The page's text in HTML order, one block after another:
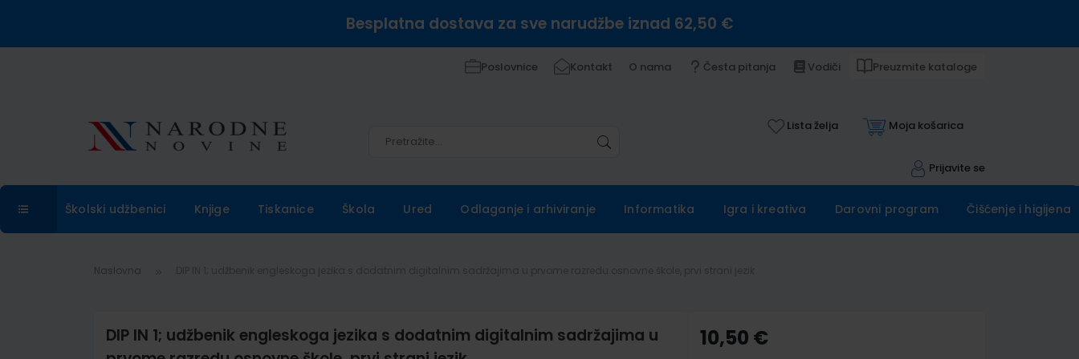
Besplatna dostava za sve narudžbe iznad 62,50 €
Poslovnice Kontakt O nama Česta pitanja Vodiči Preuzmite kataloge
Lista želja Moja košarica
Prijavite se
Školski udžbenici Knjige Tiskanice Škola Ured Odlaganje i arhiviranje Informatika Igra i kreativa Darovni program Čišćenje i higijena
Naslovna
DIP IN 1; udžbenik engleskoga jezika s dodatnim digitalnim sadržajima u
10,50 €